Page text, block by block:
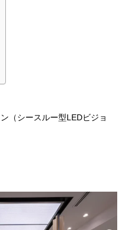
（シースルー型LEDビジョ